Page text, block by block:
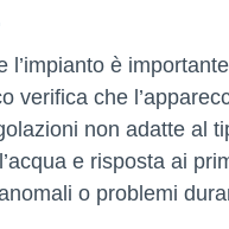
l’impianto è
verifica che
non adatte al
e risposta ai
o problemi